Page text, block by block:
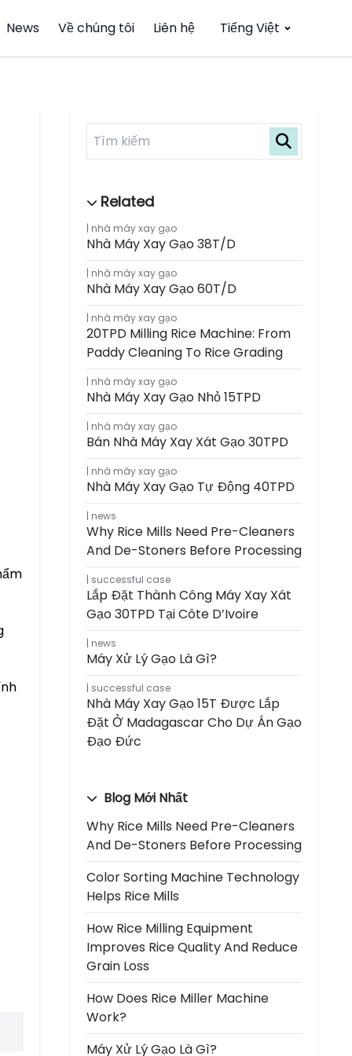
News Về chúng tôi Liên hệ Tiếng Việt
nhà máy xay gạo
Nhà Máy Xay Gạo 38T/D
nhà máy xay gạo
Nhà Máy Xay Gạo 60T/D
nhà máy xay gạo
20TPD Milling Rice Machine: From
Paddy Cleaning To Rice Grading
nhà máy xay gạo
Nhà Máy Xay Gạo Nhỏ 15TPD
nhà máy xay gạo
Bán Nhà Máy Xay Xát Gạo 30TPD
nhà máy xay gạo
Nhà Máy Xay Gạo Tự Động 40TPD
news
Why Rice Mills Need Pre-Cleaners
And De-Stoners Before Processing
successful case
Lắp Đặt Thành Công Máy Xay Xát
Gạo 30TPD Tại Côte D’Ivoire
news
Máy Xử Lý Gạo Là Gì?
successful case
Nhà Máy Xay Gạo 15T Được Lắp
Đặt Ở Madagascar Cho Dự Án Gạo
Đạo Đức
Blog Mới Nhất
Why Rice Mills Need Pre-Cleaners
And De-Stoners Before Processing
Color Sorting Machine Technology
Helps Rice Mills
How Rice Milling Equipment
Improves Rice Quality And Reduce
Grain Loss
How Does Rice Miller Machine
Work?
Máy Xử Lý Gạo Là Gì?